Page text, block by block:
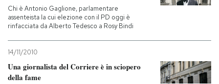
CALENDARIO
AREA PERSONALE
Entra
Chi è Antonio Gaglione, parlamentare
assenteista la cui elezione con il PD oggi è
rinfacciata da Alberto Tedesco a Rosy Bindi
14/11/2010
Una giornalista del Corriere è in sciopero
della fame